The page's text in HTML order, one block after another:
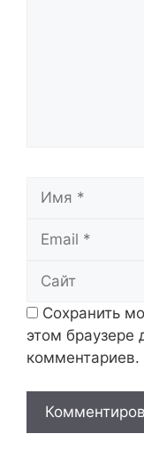
Сохранить
этом
комментариев.